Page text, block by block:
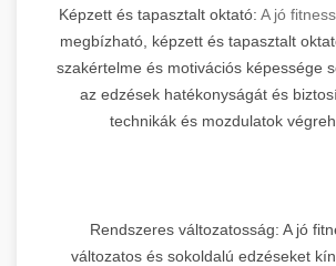
Képzett és tapasztalt oktató: A jó
megbízható, képzett és tapasztalt
szakértelme és motivációs képessége
az edzések hatékonyságát és
technikák és mozdulatok
Rendszeres változatosság: A jó
változatos és sokoldalú edzéseket